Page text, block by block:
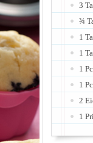
3
¾
1
1
1
1
2
1